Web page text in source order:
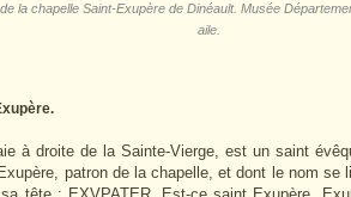
la chapelle Saint-Exupère de Dinéault. Musée
aile.
à droite de la Sainte-Vierge, est un saint
patron de la chapelle, et dont le nom se